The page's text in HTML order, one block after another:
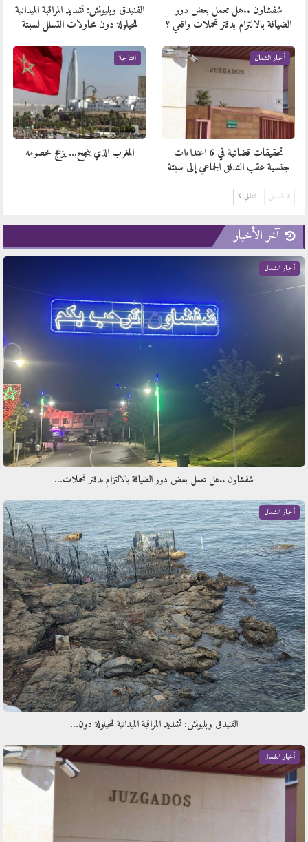
شفشاون ..هل تعمل بعض دور
الضيافة بالالتزام بدفتر تحملات واقعي ؟
الفنيدق وبليونش: تشديد المراقبة الميدانية
للحيلولة دون محاولات التسلل لسبتة
أخبار الشمال
تحقيقات قضائية في 6 اعتداءات
جنسية عقب التدفق الجماعي إلى سبتة
افتتاحية
المغرب الذي ينجح… يزعج خصومه
السابق التالي
آخر الأخبار
أخبار الشمال
شفشاون ..هل تعمل بعض دور الضيافة بالالتزام بدفتر تحملات…
أخبار الشمال
الفنيدق وبليونش: تشديد المراقبة الميدانية للحيلولة دون…
أخبار الشمال